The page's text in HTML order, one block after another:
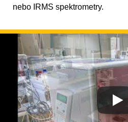
nebo IRMS spektrometry.